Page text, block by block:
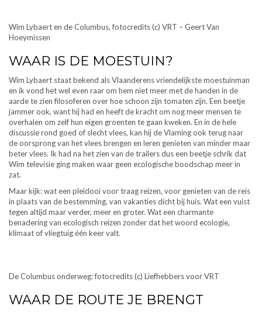
Wim Lybaert en de Columbus, fotocredits (c) VRT – Geert Van
Hoeymissen
WAAR IS DE MOESTUIN?
Wim Lybaert staat bekend als Vlaanderens vriendelijkste moestuinman
en ik vond het wel even raar om hem niet meer met de handen in de
aarde te zien filosoferen over hoe schoon zijn tomaten zijn. Een beetje
jammer ook, want hij had en heeft de kracht om nog meer mensen te
overhalen om zelf hun eigen groenten te gaan kweken. En in de hele
discussie rond goed of slecht vlees, kan hij de Vlaming ook terug naar
de oorsprong van het vlees brengen en leren genieten van minder maar
beter vlees. Ik had na het zien van de trailers dus een beetje schrik dat
Wim televisie ging maken waar geen ecologische boodschap meer in
zat.
Maar kijk: wat een pleidooi voor traag reizen, voor genieten van de reis
in plaats van de bestemming, van vakanties dicht bij huis. Wat een vuist
tegen altijd maar verder, meer en groter. Wat een charmante
benadering van ecologisch reizen zonder dat het woord ecologie,
klimaat of vliegtuig één keer valt.
De Columbus onderweg: fotocredits (c) Liefhebbers voor VRT
WAAR DE ROUTE JE BRENGT